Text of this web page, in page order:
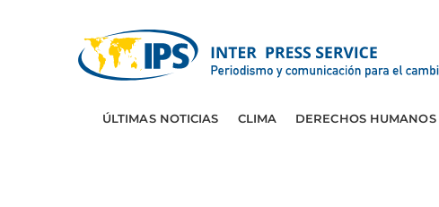
ÚLTIMAS NOTICIAS CLIMA DERECHOS HUMANOS